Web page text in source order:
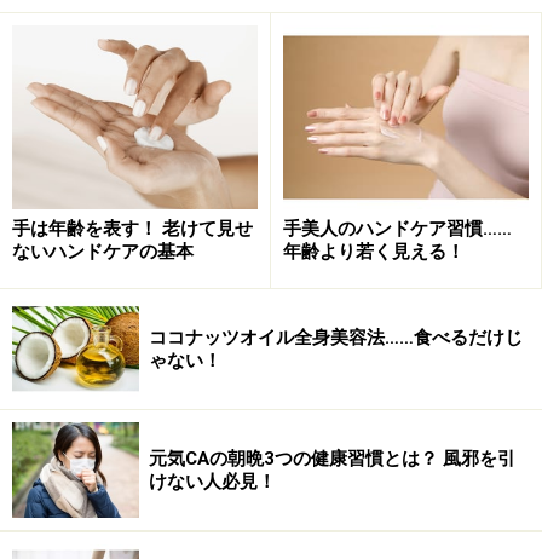
基礎体温表で何がわかる？
女性ホルモンである卵胞ホルモン・黄体ホルモンのバラ
ンスが崩れていたら、基礎体温のグラフが一相性のグラ
フになったり、低温相と高温相が極端に長かったり短か
もしも、グラフをつけてみて一相性になるようであれ
ば、測定方法が間違っていない場合には、必ず婦人科を
受診するようにしましょう。何か怖い病気が隠れている
可能性もありますし、きちんと生理が来ていても、「無
排卵月経」といって、排卵を伴わない出血を起こしてい
る可能性があります。無排卵月経が続くと、将来的に不
妊症になってしまう可能性もあります。
手は年齢を表す！ 老けて見せ
ないハンドケアの基本
手美人のハンドケア習慣……
年齢より若く見える！
ココナッツオイル全身美容法……食べるだけじ
ゃない！
元気CAの朝晩3つの健康習慣とは？ 風邪を引
けない人必見！